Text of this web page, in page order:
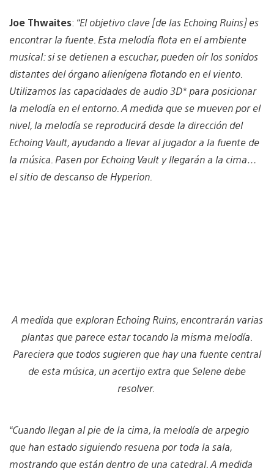
Joe Thwaites: “El objetivo clave [de las Echoing Ruins] es
encontrar la fuente. Esta melodía flota en el ambiente
musical: si se detienen a escuchar, pueden oír los sonidos
distantes del órgano alienígena flotando en el viento.
Utilizamos las capacidades de audio 3D* para posicionar
la melodía en el entorno. A medida que se mueven por el
nivel, la melodía se reproducirá desde la dirección del
Echoing Vault, ayudando a llevar al jugador a la fuente de
la música. Pasen por Echoing Vault y llegarán a la cima…
el sitio de descanso de Hyperion.
A medida que exploran Echoing Ruins, encontrarán varias
plantas que parece estar tocando la misma melodía.
Pareciera que todos sugieren que hay una fuente central
de esta música, un acertijo extra que Selene debe
resolver.
“Cuando llegan al pie de la cima, la melodía de arpegio
que han estado siguiendo resuena por toda la sala,
mostrando que están dentro de una catedral. A medida